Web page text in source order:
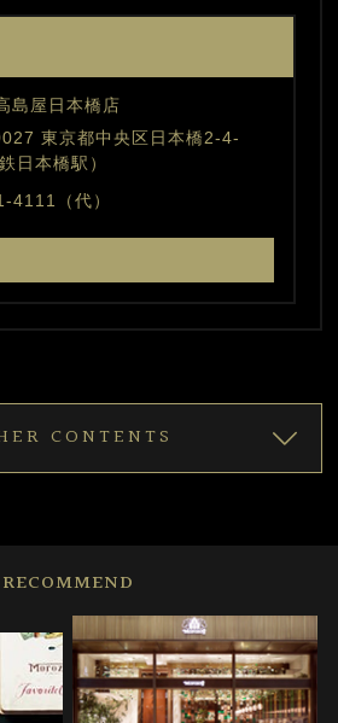
島屋日本橋店
東京都中央区日本橋2-4-
日本橋駅）
4111（代）
CONTENTS
RECOMMEND